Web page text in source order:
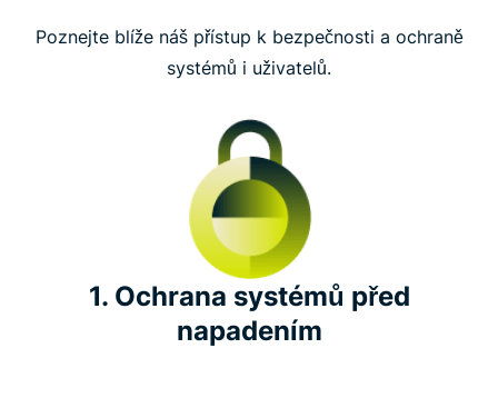
Nezávislé bezpečnostní audity
Prokázání transparentnosti
Odměna za odhalení chyby
Posouváme oborové standardy
Poznejte blíže náš přístup k bezpečnosti a ochraně
systémů i uživatelů.
1. Ochrana systémů před
napadením